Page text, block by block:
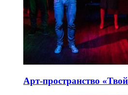
Арт-пространство